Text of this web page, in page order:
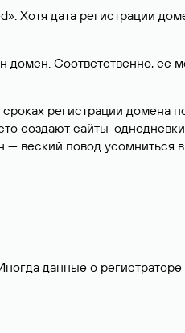
Хотя дата регистрации
Соответственно, ее
регистрации домена
создают сайты-
веский повод усомниться
данные о